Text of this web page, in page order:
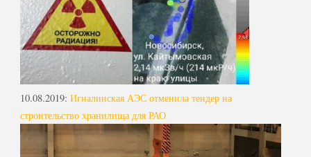
10.08.2019: Игналинская АЭС отменила тендер на
строительство хранилища для РАО